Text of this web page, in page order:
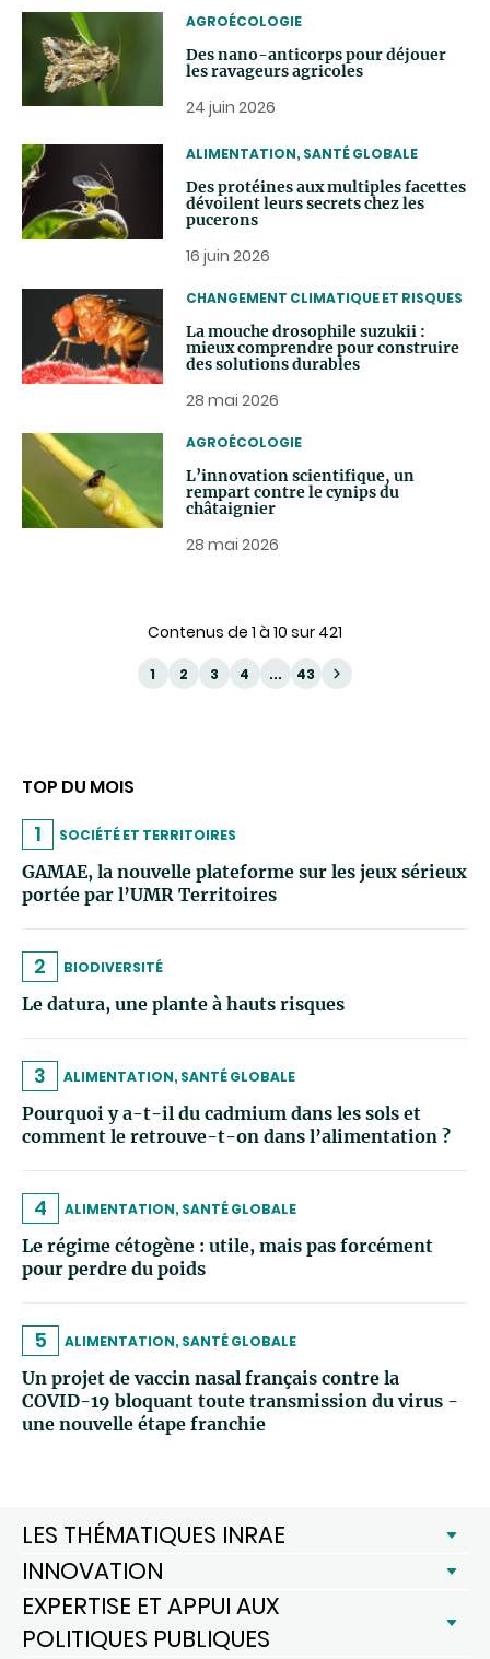
TOP DU MOIS
1 SOCIÉTÉ ET TERRITOIRES
GAMAE, la nouvelle plateforme sur les jeux sérieux
portée par l’UMR Territoires
2 BIODIVERSITÉ
Le datura, une plante à hauts risques
3 ALIMENTATION, SANTÉ GLOBALE
Pourquoi y a-t-il du cadmium dans les sols et
comment le retrouve-t-on dans l’alimentation ?
4 ALIMENTATION, SANTÉ GLOBALE
Le régime cétogène : utile, mais pas forcément
pour perdre du poids
5 ALIMENTATION, SANTÉ GLOBALE
Un projet de vaccin nasal français contre la
COVID-19 bloquant toute transmission du virus -
une nouvelle étape franchie
THEMATIC
AGROÉCOLOGIE
Des nano-anticorps pour déjouer
les ravageurs agricoles
24 juin 2026
THEMATIC
ALIMENTATION, SANTÉ GLOBALE
Des protéines aux multiples facettes
dévoilent leurs secrets chez les
pucerons
16 juin 2026
THEMATIC
CHANGEMENT CLIMATIQUE ET RISQUES
La mouche drosophile suzukii :
mieux comprendre pour construire
des solutions durables
28 mai 2026
THEMATIC
AGROÉCOLOGIE
L’innovation scientifique, un
rempart contre le cynips du
châtaignier
28 mai 2026
Contenus de 1 à 10 sur 421
1 2 3 4 ... 43
LES THÉMATIQUES INRAE
INNOVATION
EXPERTISE ET APPUI AUX
POLITIQUES PUBLIQUES